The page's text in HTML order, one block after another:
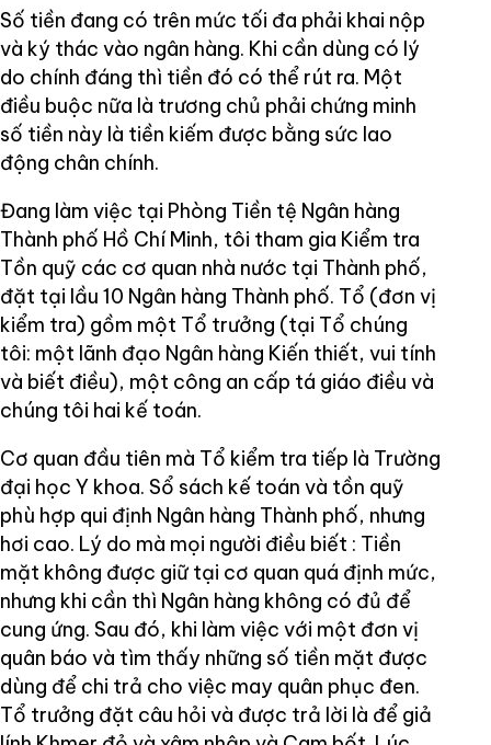
Số tiền đang có trên mức tối đa phải khai nộp
và ký thác vào ngân hàng. Khi cần dùng có lý
do chính đáng thì tiền đó có thể rút ra. Một
điều buộc nữa là trương chủ phải chứng minh
số tiền này là tiền kiếm được bằng sức lao
động chân chính.
Đang làm việc tại Phòng Tiền tệ Ngân hàng
Thành phố Hồ Chí Minh, tôi tham gia Kiểm tra
Tồn quỹ các cơ quan nhà nước tại Thành phố,
đặt tại lầu 10 Ngân hàng Thành phố. Tổ (đơn vị
kiểm tra) gồm một Tổ trưởng (tại Tổ chúng
tôi: một lãnh đạo Ngân hàng Kiến thiết, vui tính
và biết điều), một công an cấp tá giáo điều và
chúng tôi hai kế toán.
Cơ quan đầu tiên mà Tổ kiểm tra tiếp là Trường
đại học Y khoa. Sổ sách kế toán và tồn quỹ
phù hợp qui định Ngân hàng Thành phố, nhưng
hơi cao. Lý do mà mọi người điều biết : Tiền
mặt không được giữ tại cơ quan quá định mức,
nhưng khi cần thì Ngân hàng không có đủ để
cung ứng. Sau đó, khi làm việc với một đơn vị
quân báo và tìm thấy những số tiền mặt được
dùng để chi trả cho việc may quân phục đen.
Tổ trưởng đặt câu hỏi và được trả lời là để giả